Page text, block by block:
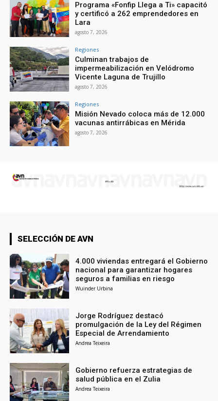
Programa «Fonfip Llega a Ti» capacitó
y certificó a 262 emprendedores en
Lara
agosto 7, 2026
Regiones
Culminan trabajos de
impermeabilización en Velódromo
Vicente Laguna de Trujillo
agosto 7, 2026
Regiones
Misión Nevado coloca más de 12.000
vacunas antirrábicas en Mérida
agosto 7, 2026
SELECCIÓN DE AVN
4.000 viviendas entregará el Gobierno
nacional para garantizar hogares
seguros a familias en riesgo
Wuinder Urbina
Jorge Rodríguez destacó
promulgación de la Ley del Régimen
Especial de Arrendamiento
Andrea Teixeira
Gobierno refuerza estrategias de
salud pública en el Zulia
Andrea Teixeira